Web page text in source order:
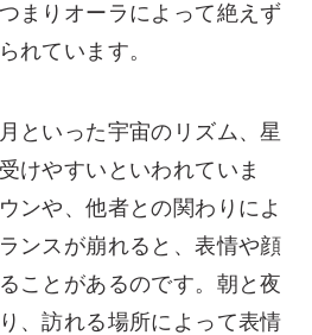
まりオーラによって絶えず
れています。
といった宇宙のリズム、星
けやすいといわれていま
ンや、他者との関わりによ
ンスが崩れると、表情や顔
ことがあるのです。朝と夜
、訪れる場所によって表情